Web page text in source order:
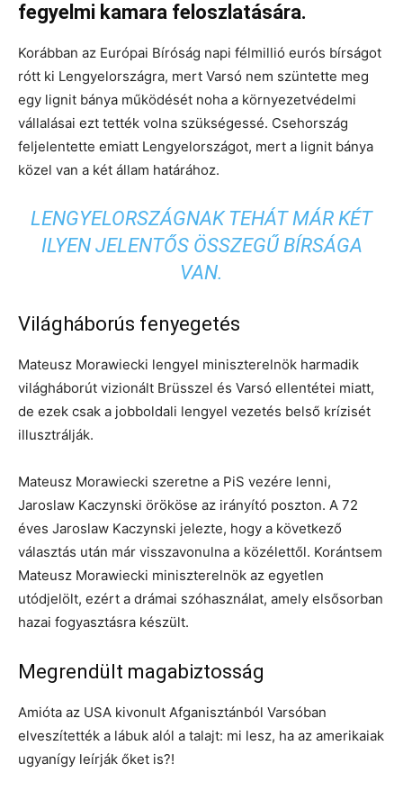
fegyelmi kamara feloszlatására.
Korábban az Európai Bíróság napi félmillió eurós bírságot
rótt ki Lengyelországra, mert Varsó nem szüntette meg
egy lignit bánya működését noha a környezetvédelmi
vállalásai ezt tették volna szükségessé. Csehország
feljelentette emiatt Lengyelországot, mert a lignit bánya
közel van a két állam határához.
LENGYELORSZÁGNAK TEHÁT MÁR KÉT
ILYEN JELENTŐS ÖSSZEGŰ BÍRSÁGA
VAN.
Világháborús fenyegetés
Mateusz Morawiecki lengyel miniszterelnök harmadik
világháborút vizionált Brüsszel és Varsó ellentétei miatt,
de ezek csak a jobboldali lengyel vezetés belső krízisét
illusztrálják.
Mateusz Morawiecki szeretne a PiS vezére lenni,
Jaroslaw Kaczynski örököse az irányító poszton. A 72
éves Jaroslaw Kaczynski jelezte, hogy a következő
választás után már visszavonulna a közélettől. Korántsem
Mateusz Morawiecki miniszterelnök az egyetlen
utódjelölt, ezért a drámai szóhasználat, amely elsősorban
hazai fogyasztásra készült.
Megrendült magabiztosság
Amióta az USA kivonult Afganisztánból Varsóban
elveszítették a lábuk alól a talajt: mi lesz, ha az amerikaiak
ugyanígy leírják őket is?!